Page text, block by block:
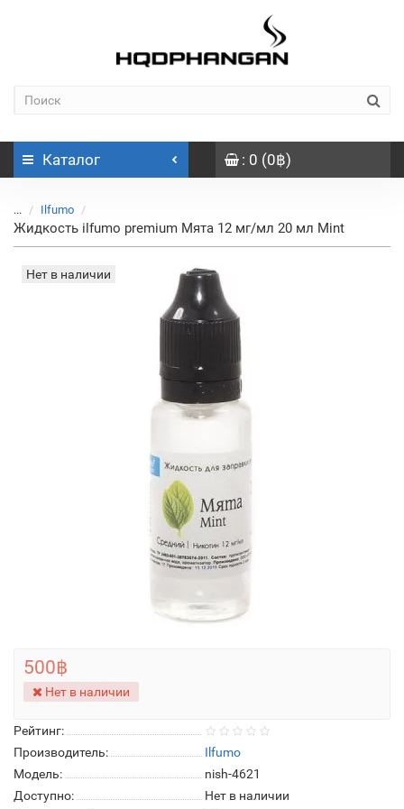
Каталог : 0 (0฿)
... Ilfumo
Жидкость ilfumo premium Мята 12 мг/мл 20 мл Mint
Нет в наличии
Рейтинг:
Производитель:
Ilfumo
Модель:
nish-4621
Доступно:
Нет в наличии
500฿
Нет в наличии